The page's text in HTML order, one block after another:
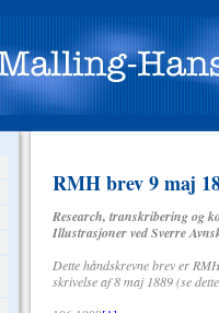
RMH brev 9 maj
Research, transkribering og
Illustrasjoner ved Sverre
Dette håndskrevne brev er
skrivelse af 8 maj 1889 (se